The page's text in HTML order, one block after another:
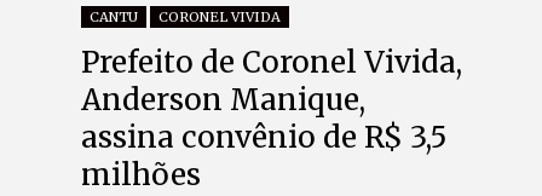
CANTU CORONEL VIVIDA
Prefeito de Coronel Vivida,
Anderson Manique,
assina convênio de R$ 3,5
milhões